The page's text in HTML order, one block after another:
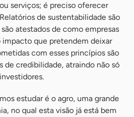
serviços; é preciso oferecer
de sustentabilidade são
atestados de como empresas
impacto que pretendem deixar
com esses princípios são
de credibilidade, atraindo não só
estudar é o agro, uma grande
no qual esta visão já está bem